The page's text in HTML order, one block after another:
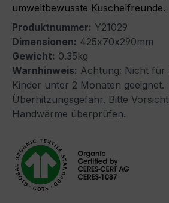
umweltbewusste Kuschelfreunde.
Produktnummer: Y21029
Dimensionen: 425x70x290mm
Gewicht: 0.35kg
Warnhinweis: Achtung: Nicht für
Kinder unter 2 Monaten geeignet.
Überhitzungsgefahr. Bitte
Handwärme überprüfen.